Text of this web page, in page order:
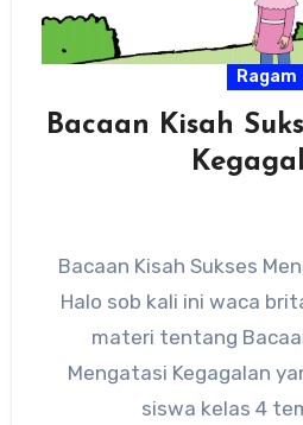
Ragam
Bacaan Kisah
Bacaan Kisah Sukses
Halo sob kali ini waca
materi tentang
Mengatasi Kegagalan
siswa kelas 4